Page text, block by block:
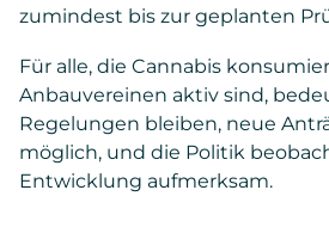
zumindest bis zur geplanten
Für alle, die Cannabis
Anbauvereinen aktiv sind,
Regelungen bleiben, neue
möglich, und die Politik
Entwicklung aufmerksam.